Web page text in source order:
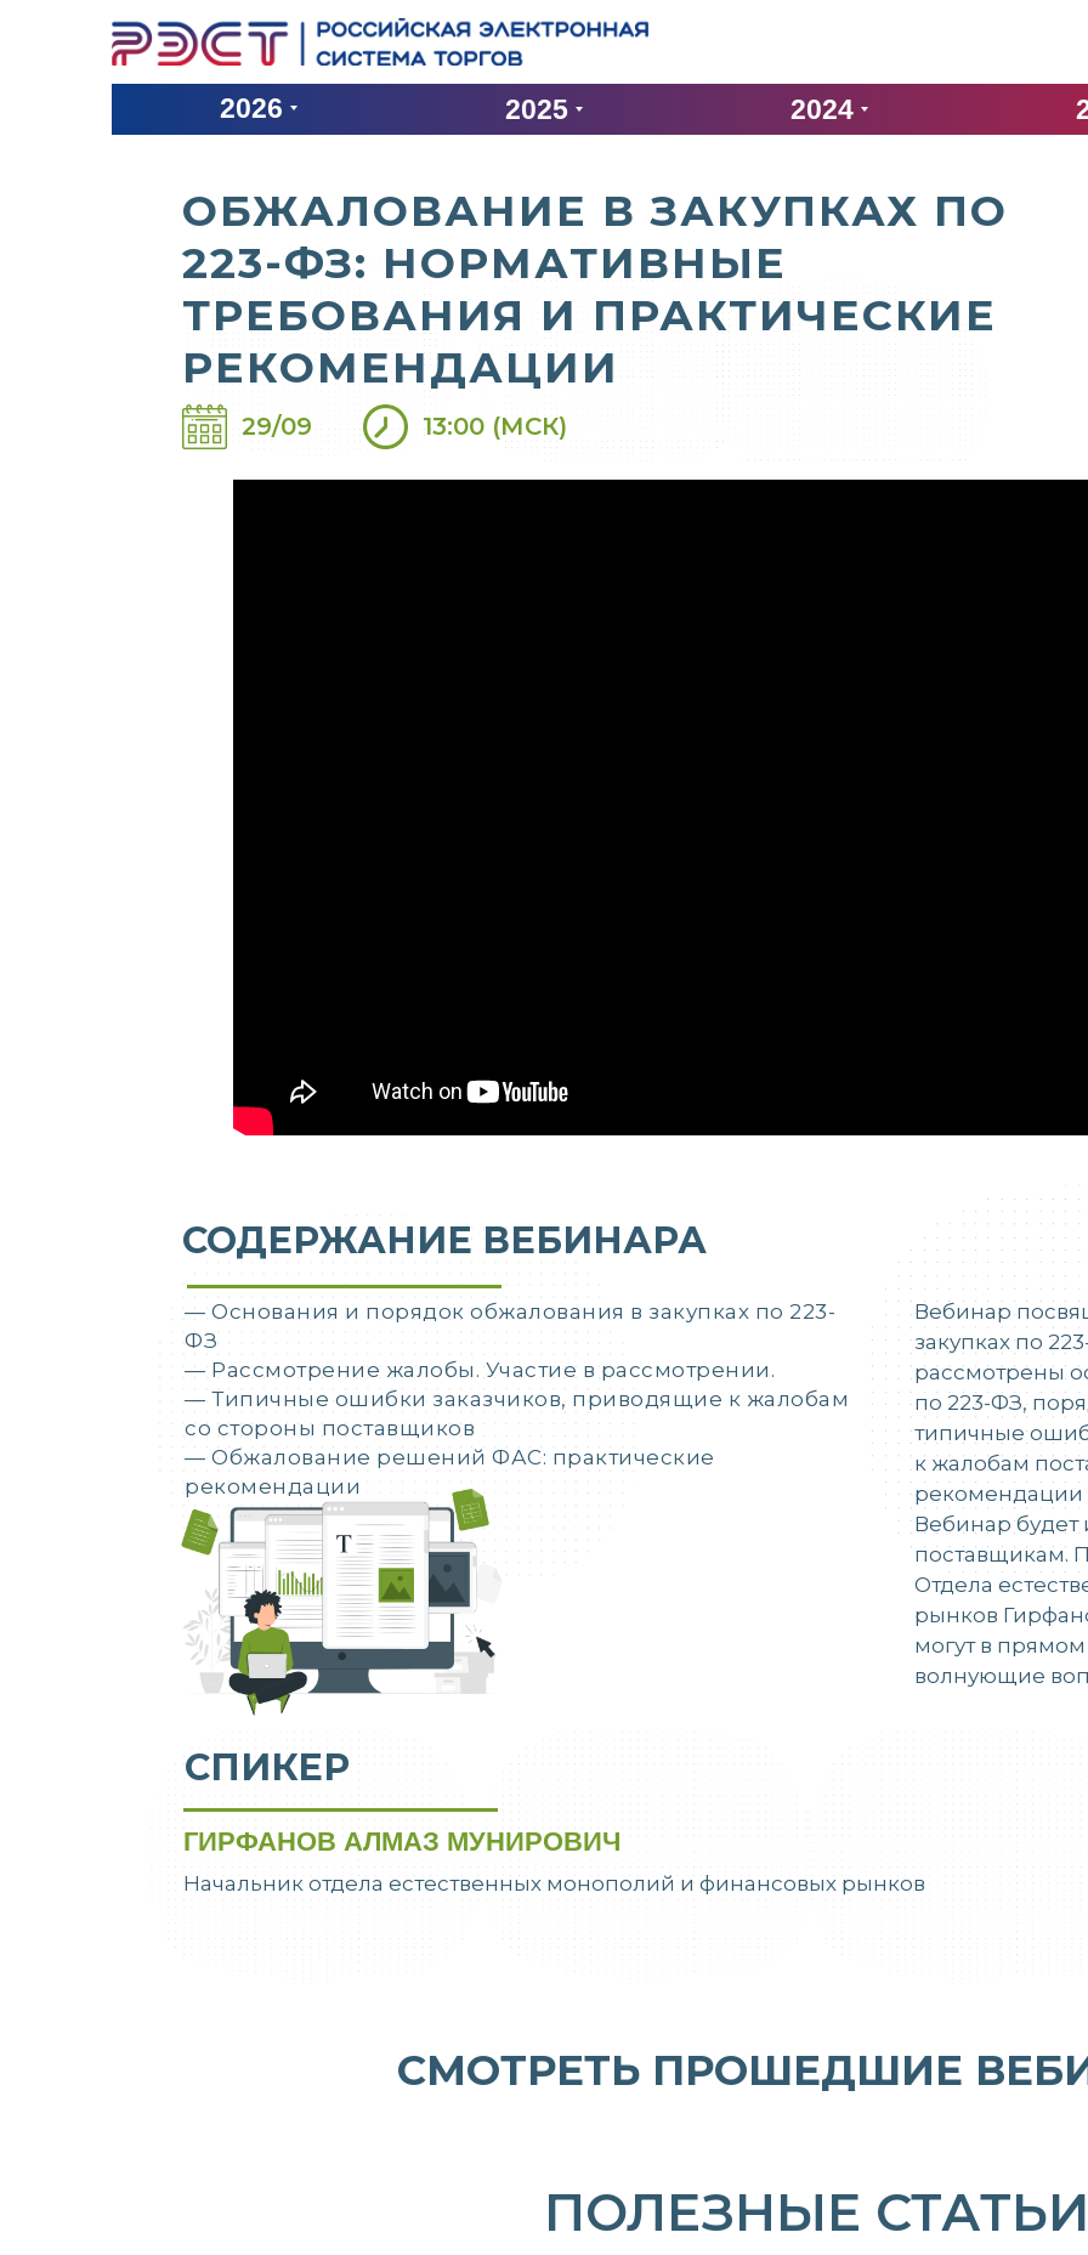
2024
2025
2026
13:00 (МСК)
29/09
ОБЖАЛОВАНИЕ В ЗАКУПКАХ ПО
223-ФЗ: НОРМАТИВНЫЕ
ТРЕБОВАНИЯ И ПРАКТИЧЕСКИЕ
РЕКОМЕНДАЦИИ
Вебинар
закупках по
рассмотрены
по 223-ФЗ,
типичные
к жалобам
Вебинар будет
поставщикам.
Отдела
рынков
могут в
волнующие
— Основания и порядок обжалования в закупках по 223-
ФЗ
— Рассмотрение жалобы. Участие в рассмотрении.
— Типичные ошибки заказчиков, приводящие к жалобам
со стороны поставщиков
— Обжалование решений ФАС: практические
рекомендации
СОДЕРЖАНИЕ ВЕБИНАРА
ГИРФАНОВ АЛМАЗ МУНИРОВИЧ
Начальник отдела естественных монополий и финансовых рынков
СПИКЕР
СМОТРЕТЬ ПРОШЕДШИЕ
ПОЛЕЗНЫЕ СТАТЬИ